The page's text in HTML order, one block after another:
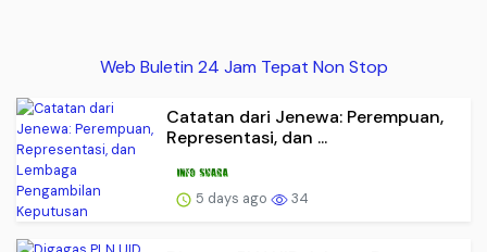
Web Buletin 24 Jam Tepat Non Stop
Catatan dari Jenewa: Perempuan,
Representasi, dan ...
5 days ago 34